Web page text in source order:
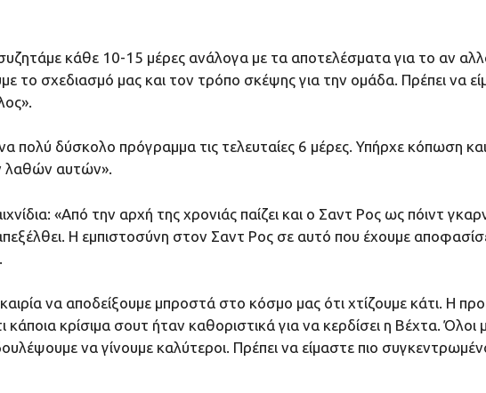
κάθε 10-15 μέρες ανάλογα με τα αποτελέσματα για το αν
το σχεδιασμό μας και τον τρόπο σκέψης για την ομάδα. Πρέπει να
πολύ δύσκολο πρόγραμμα τις τελευταίες 6 μέρες. Υπήρχε κόπωση
λαθών αυτών».
«Από την αρχή της χρονιάς παίζει και ο Σαντ Ρος ως πόιντ
Η εμπιστοσύνη στον Σαντ Ρος σε αυτό που έχουμε
να αποδείξουμε μπροστά στο κόσμο μας ότι χτίζουμε κάτι. Η
κρίσιμα σουτ ήταν καθοριστικά για να κερδίσει η Βέχτα.
να γίνουμε καλύτεροι. Πρέπει να είμαστε πιο